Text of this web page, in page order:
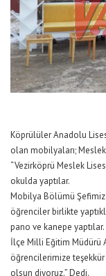
Köprülüler Anadolu
olan mobilyaları;
“Vezirköprü Meslek
okulda yaptılar.
Mobilya Bölümü
öğrenciler birlikte
pano ve kanepe yaptılar.
İlçe Milli Eğitim Müdürü
öğrencilerimize
olsun diyoruz.” Dedi.